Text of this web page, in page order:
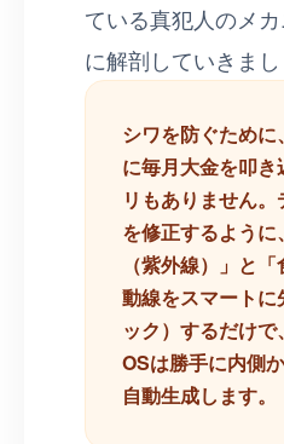
ている真犯人のメ
に解剖していきまし
シワを防ぐため
に毎月大金を叩き
リもありません
を修正するよう
（紫外線）」と
動線をスマート
ック）するだけ
OSは勝手に内側
自動生成します。